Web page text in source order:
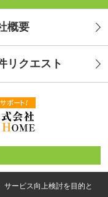
概要
リクエスト
サービス向上検討を目的と